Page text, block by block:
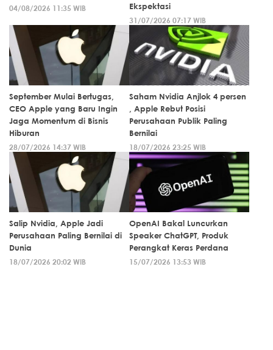
04/08/2026 11:35 WIB
Ekspektasi
31/07/2026 07:17 WIB
September Mulai Bertugas,
CEO Apple yang Baru Ingin
Jaga Momentum di Bisnis
Hiburan
28/07/2026 14:37 WIB
Saham Nvidia Anjlok 4 persen
, Apple Rebut Posisi
Perusahaan Publik Paling
Bernilai
18/07/2026 23:25 WIB
Salip Nvidia, Apple Jadi
Perusahaan Paling Bernilai di
Dunia
18/07/2026 20:02 WIB
OpenAI Bakal Luncurkan
Speaker ChatGPT, Produk
Perangkat Keras Perdana
15/07/2026 13:53 WIB